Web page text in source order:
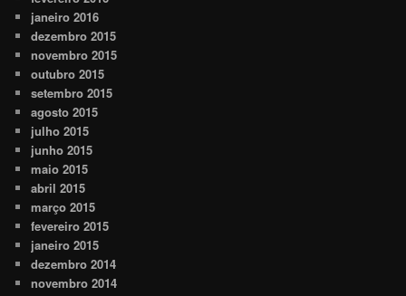
janeiro 2016
dezembro 2015
novembro 2015
outubro 2015
setembro 2015
agosto 2015
julho 2015
junho 2015
maio 2015
abril 2015
março 2015
fevereiro 2015
janeiro 2015
dezembro 2014
novembro 2014